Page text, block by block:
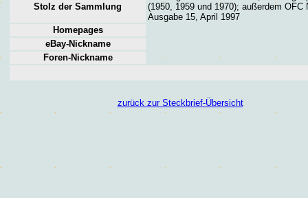
Stolz der Sammlung
(1950, 1959 und 1970); außerdem OFC
Ausgabe 15, April 1997
Homepages
eBay-Nickname
Foren-Nickname
zurück zur Steckbrief-Übersicht